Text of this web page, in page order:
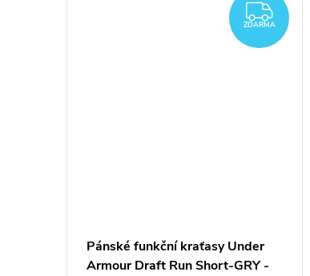
ZDARMA
Pánské funkční kraťasy Under
Armour Draft Run Short-GRY -